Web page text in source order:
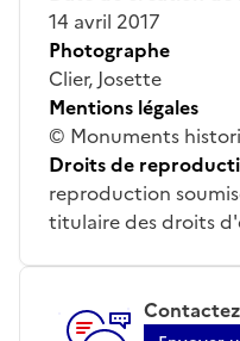
14 avril 2017
Photographe
Clier, Josette
Mentions légales
© Monuments
Droits de
reproduction
titulaire des droits